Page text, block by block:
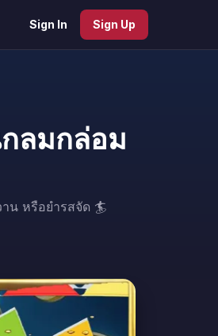
Sign In Sign Up
ลมกล่อม
น หรือยำรสจัด 🏄